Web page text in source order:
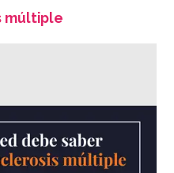
múltiple